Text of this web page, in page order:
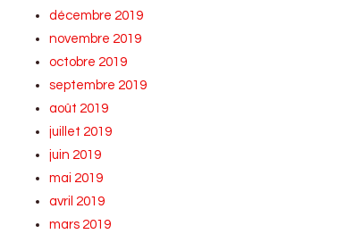
décembre 2019
novembre 2019
octobre 2019
septembre 2019
août 2019
juillet 2019
juin 2019
mai 2019
avril 2019
mars 2019